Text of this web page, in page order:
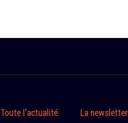
Toute l'actualité La newsletter